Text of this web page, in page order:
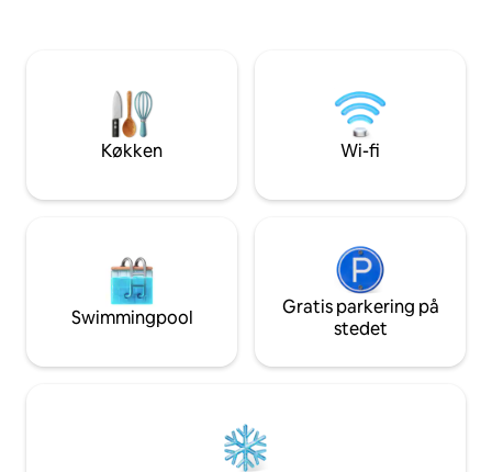
en bil for at få fat på os og nyde
området. Tak, fordi du læste dette.
30' fra Bologna
solnedgangen,
godt glas vin!
Køkken Wi-fi
Swimmingpool
Gratis parkering på
stedet